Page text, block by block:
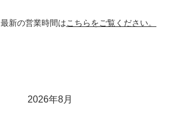
新の営業時間はこちらをご覧ください。
2026年8月